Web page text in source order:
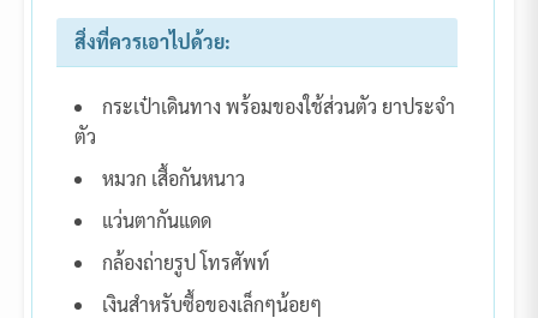
สิ่งที่ควรเอาไปด้วย:
กระเป๋าเดินทาง พร้อมของใช้ส่วนตัว ยาประจำ
ตัว
หมวก เสื้อกันหนาว
แว่นตากันแดด
กล้องถ่ายรูป โทรศัพท์
เงินสำหรับซื้อของเล็กๆน้อยๆ